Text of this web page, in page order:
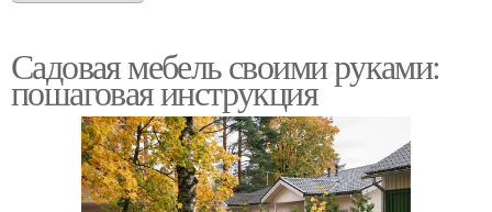
Садовая мебель своими руками:
пошаговая инструкция